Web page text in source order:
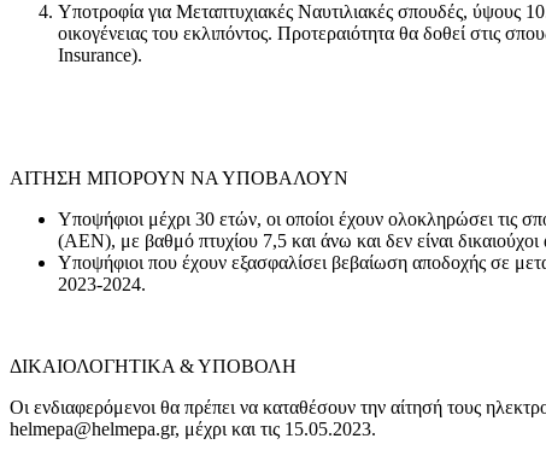
Υποτροφία για Μεταπτυχιακές Ναυτιλιακές σπουδές, ύψους
οικογένειας του εκλιπόντος. Προτεραιότητα θα δοθεί στις
Insurance).
ΑΙΤΗΣΗ ΜΠΟΡΟΥΝ ΝΑ ΥΠΟΒΑΛΟΥΝ
Υποψήφιοι μέχρι 30 ετών, οι οποίοι έχουν ολοκληρώσει
(ΑΕΝ), με βαθμό πτυχίου 7,5 και άνω και δεν είναι δικαιούχοι
Υποψήφιοι που έχουν εξασφαλίσει βεβαίωση αποδοχής σε
2023-2024.
ΔΙΚΑΙΟΛΟΓΗΤΙΚΑ & ΥΠΟΒΟΛΗ
Οι ενδιαφερόμενοι θα πρέπει να καταθέσουν την αίτησή τους
helmepa@helmepa.gr, μέχρι και τις 15.05.2023.